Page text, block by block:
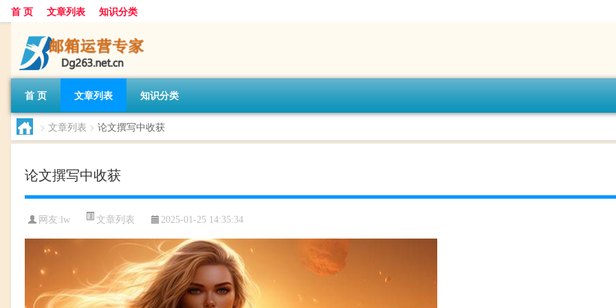
首 页 文章列表 知识分类
首 页 文章列表 知识分类
> 文章列表 > 论文撰写中收获
论文撰写中收获
网友: lw 文章列表 2025-01-25 14:35:34